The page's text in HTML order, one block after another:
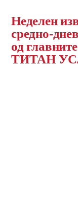
Неделен
средно-
од
ТИТАН